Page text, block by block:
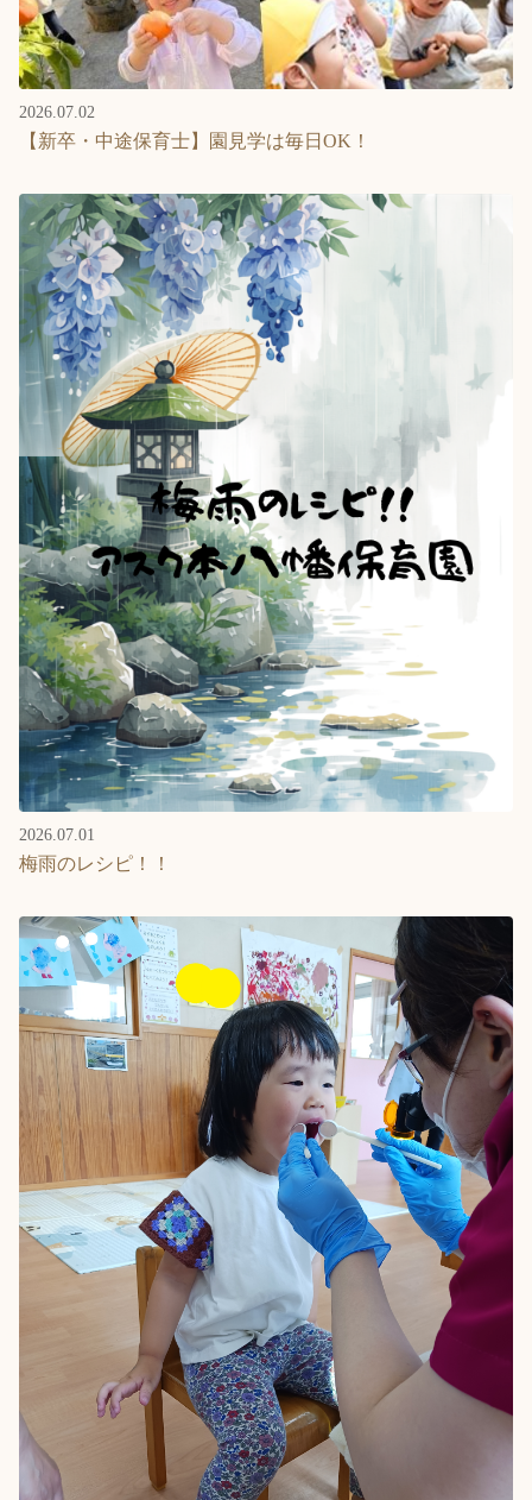
2026.07.02
【新卒・中途保育士】園見学は毎日OK！
2026.07.01
梅雨のレシピ！！